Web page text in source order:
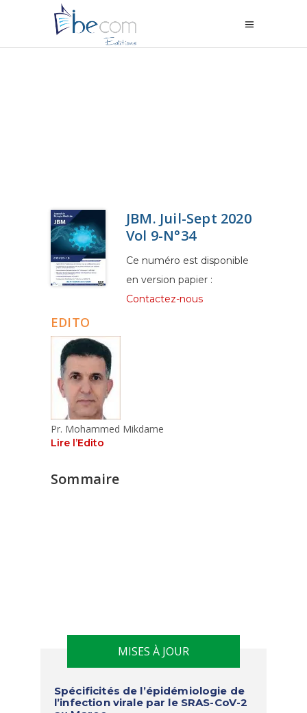
JBM. Juil-Sept 2020
Vol 9-N°34
Ce numéro est disponible
en version papier :
Contactez-nous
EDITO
Pr. Mohammed Mikdame
Lire l’Edito
Sommaire
MISES À JOUR
Spécificités de l’épidémiologie de
l’infection virale par le SRAS-CoV-2